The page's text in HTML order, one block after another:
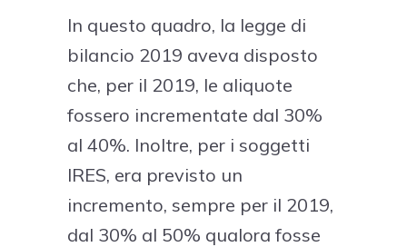
In questo quadro, la legge di
bilancio 2019 aveva disposto
che, per il 2019, le aliquote
fossero incrementate dal 30%
al 40%. Inoltre, per i soggetti
IRES, era previsto un
incremento, sempre per il 2019,
dal 30% al 50% qualora fosse